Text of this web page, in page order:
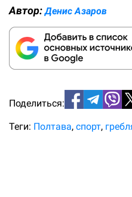
Автор:Денис Азаров
Поделиться:
Теги: Полтава спорт